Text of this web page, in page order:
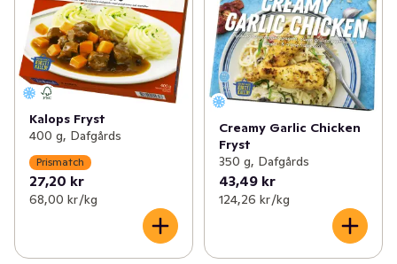
Kalops Fryst
400 g, Dafgårds
Prismatch
27,20 kr
68,00 kr /kg
Creamy Garlic Chicken
Fryst
350 g, Dafgårds
43,49 kr
124,26 kr /kg